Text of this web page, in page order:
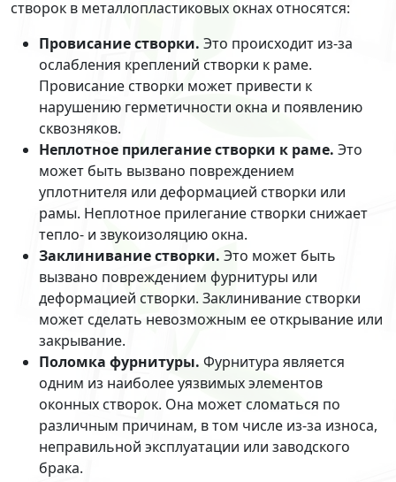
створок в металлопластиковых окнах относятся:
Провисание створки. Это происходит из-за
ослабления креплений створки к раме.
Провисание створки может привести к
нарушению герметичности окна и появлению
сквозняков.
Неплотное прилегание створки к раме. Это
может быть вызвано повреждением
уплотнителя или деформацией створки или
рамы. Неплотное прилегание створки снижает
тепло- и звукоизоляцию окна.
Заклинивание створки. Это может быть
вызвано повреждением фурнитуры или
деформацией створки. Заклинивание створки
может сделать невозможным ее открывание или
закрывание.
Поломка фурнитуры. Фурнитура является
одним из наиболее уязвимых элементов
оконных створок. Она может сломаться по
различным причинам, в том числе из-за износа,
неправильной эксплуатации или заводского
брака.